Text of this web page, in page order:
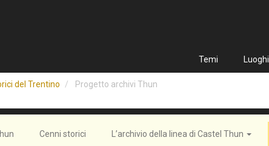
Temi Luoghi
del Trentino Progetto archivi Thun
Cenni storici L’archivio della linea di Castel Thun